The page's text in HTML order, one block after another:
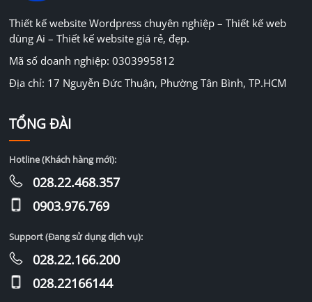
Thiết kế website Wordpress chuyên nghiệp – Thiết kế web
dùng Ai – Thiết kế website giá rẻ, đẹp.
Mã số doanh nghiệp: 0303995812
Địa chỉ: 17 Nguyễn Đức Thuận, Phường Tân Bình, TP.HCM
TỔNG ĐÀI
Hotline (Khách hàng mới):
028.22.468.357
0903.976.769
Support (Đang sử dụng dịch vụ):
028.22.166.200
028.22166144